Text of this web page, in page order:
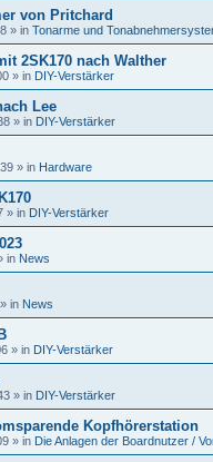
von Pritchard
» in Tonarme und
2SK170 nach Walther
» in DIY-Verstärker
Lee
» in DIY-Verstärker
» in Hardware
» in DIY-Verstärker
in News
» in News
» in DIY-Verstärker
» in DIY-Verstärker
Kopfhörerstation
» in Die Anlagen der Boardnutzer /